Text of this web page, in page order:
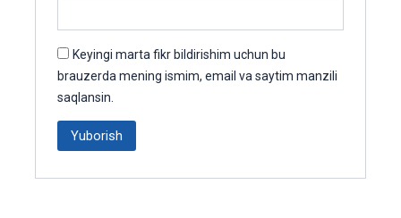
Keyingi marta fikr bildirishim uchun bu
brauzerda mening ismim, email va saytim manzili
saqlansin.